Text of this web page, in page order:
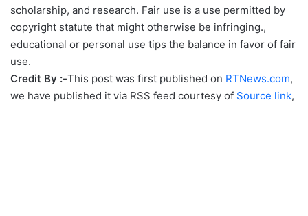
scholarship, and research. Fair use is a use permitted by
copyright statute that might otherwise be infringing.,
educational or personal use tips the balance in favor of fair
use.
Credit By :-This post was first published on RTNews.com,
we have published it via RSS feed courtesy of Source link,